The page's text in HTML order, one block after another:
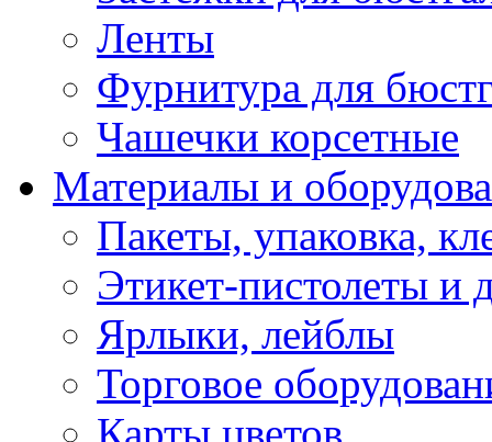
Ленты
Фурнитура для
Чашечки корсетные
Материалы и
Пакеты, упаковка,
Этикет-пистолеты и
Ярлыки, лейблы
Торговое
Карты цветов